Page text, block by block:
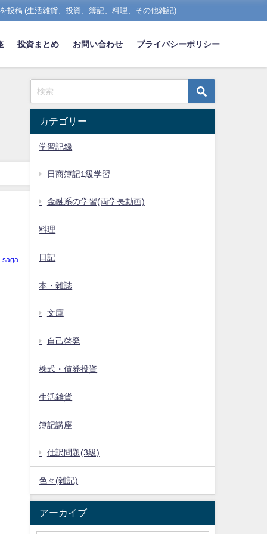
投稿 (生活雑貨、投資、簿記、料理、その他雑記)
投資まとめ お問い合わせ プライバシーポリシー
saga
カテゴリー
学習記録
日商簿記1級学習
金融系の学習(両学長動画)
料理
日記
本・雑誌
文庫
自己啓発
株式・債券投資
生活雑貨
簿記講座
仕訳問題(3級)
色々(雑記)
アーカイブ